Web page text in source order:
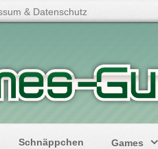
& Datenschutz
Schnäppchen Games